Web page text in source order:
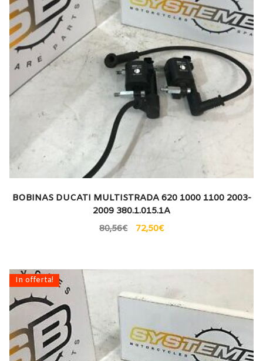
BOBINAS DUCATI MULTISTRADA 620 1000 1100 2003-
2009 380.1.015.1A
80,56€ 72,50€
In offerta!